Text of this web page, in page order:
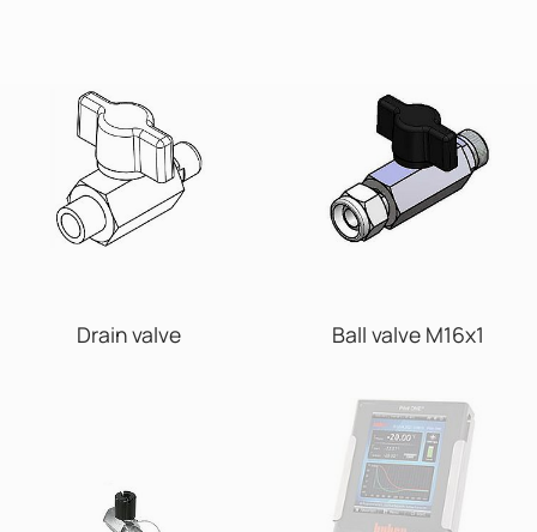
Drain valve Ball valve M16x1